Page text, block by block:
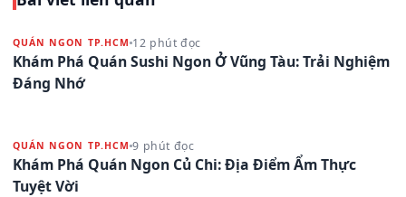
QUÁN NGON TP.HCM 12 phút đọc
Khám Phá Quán Sushi Ngon Ở Vũng Tàu: Trải Nghiệm
Đáng Nhớ
QUÁN NGON TP.HCM 9 phút đọc
Khám Phá Quán Ngon Củ Chi: Địa Điểm Ẩm Thực
Tuyệt Vời